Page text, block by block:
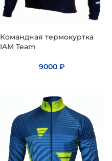
Командная термокуртка
IAM Team
9000₽